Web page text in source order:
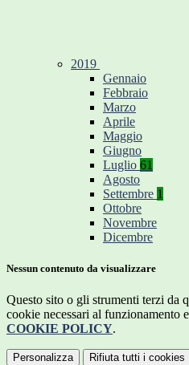
2019
Gennaio
Febbraio
Marzo
Aprile
Maggio
Giugno
Luglio 61
Agosto
Settembre 1
Ottobre
Novembre
Dicembre
Nessun contenuto da visualizzare
Questo sito o gli strumenti terzi da
cookie necessari al funzionamento
COOKIE POLICY.
Personalizza Rifiuta tutti i cookies